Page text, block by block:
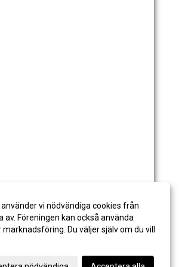
vi nödvändiga cookies från
Föreningen kan också använda
Du väljer själv om du vill